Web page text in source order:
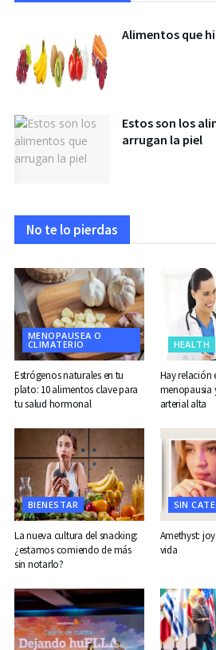
Alimentos que
Estos son los
arrugan la piel
No te lo pierdas
MENOPAUSEA O
CLIMATERIO
Estrógenos naturales en tu
plato: 10 alimentos clave para
tu salud hormonal
HEALTH
Hay relación
menopausia
arterial alta
BIENESTAR
La nueva cultura del snacking:
¿estamos comiendo de más
sin notarlo?
SIN
Amethyst:
vida